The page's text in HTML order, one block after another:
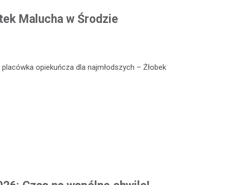
Malucha w Środzie
opiekuńcza dla najmłodszych – Żłobek